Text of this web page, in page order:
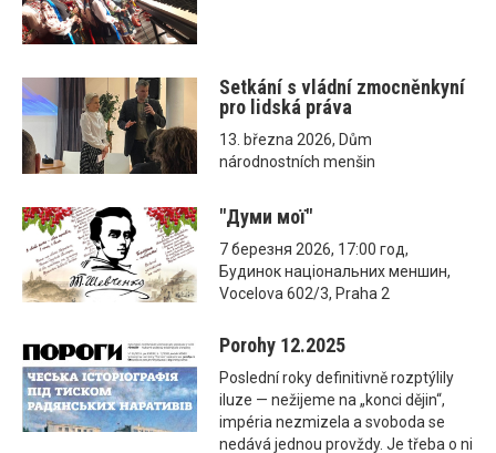
Setkání s vládní zmocněnkyní
pro lidská práva
13. března 2026, Dům
národnostních menšin
"Думи мої"
7 березня 2026, 17:00 год,
Будинок національних меншин,
Vocelova 602/3, Praha 2
Porohy 12.2025
Poslední roky definitivně rozptýlily
iluze — nežijeme na „konci dějin“,
impéria nezmizela a svoboda se
nedává jednou provždy. Je třeba o ni